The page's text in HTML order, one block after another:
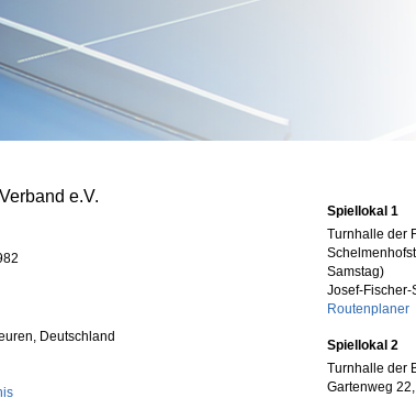
e.V.
Deutschland
Spiellokal 1
Turnhalle der
Samstag)
Josef-Fischer-
Routenplaner
Spiellokal 2
Turnhalle der
Gartenweg